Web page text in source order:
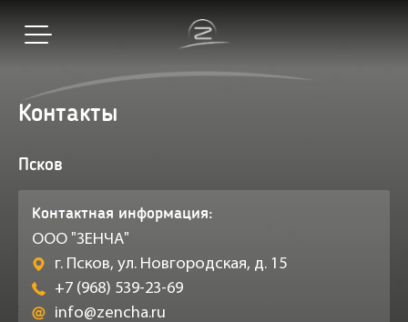
Контакты
Псков
Контактная информация:
ООО "ЗЕНЧА"
г. Псков, ул. Новгородская, д. 15
+7 (968) 539-23-69
info@zencha.ru